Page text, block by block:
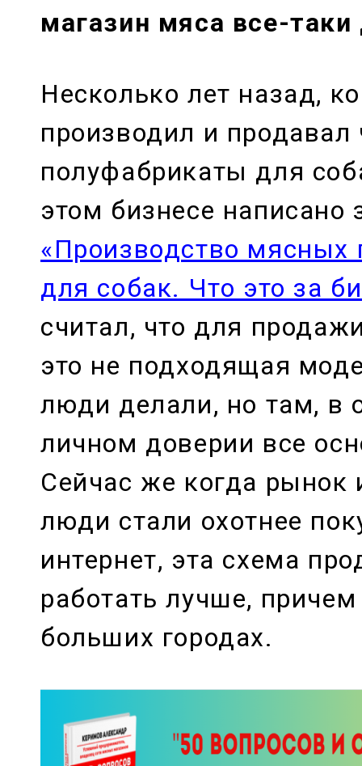
магазин мяса все-
Несколько лет назад,
производил и продавал
полуфабрикаты для
этом бизнесе написано
«Производство мясных
для собак. Что это за
считал, что для
это не подходящая
люди делали, но там, в
личном доверии все
Сейчас же когда рынок
люди стали охотнее
интернет, эта схема
работать лучше,
больших городах.